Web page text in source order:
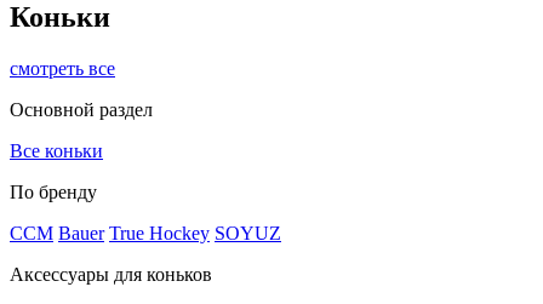
Коньки
смотреть все
Основной раздел
Все коньки
По бренду
ССМ Bauer True Hockey SOYUZ
Аксессуары для коньков